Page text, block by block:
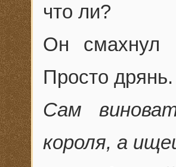
что ли?
Он смахнул
Просто дрянь.
Сам
короля, а